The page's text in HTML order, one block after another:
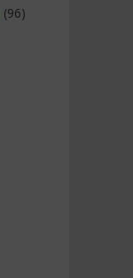
(96)